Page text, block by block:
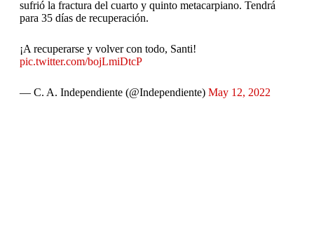
sufrió la fractura del cuarto y quinto metacarpiano. Tendrá
para 35 días de recuperación.
¡A recuperarse y volver con todo, Santi!
pic.twitter.com/bojLmiDtcP
— C. A. Independiente (@Independiente) May 12, 2022